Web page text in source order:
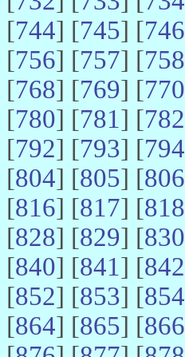
[744] [745] [746
[756] [757] [758
[768] [769] [770
[780] [781] [782
[792] [793] [794
[804] [805] [806
[816] [817] [818
[828] [829] [830
[840] [841] [842
[852] [853] [854
[864] [865] [866